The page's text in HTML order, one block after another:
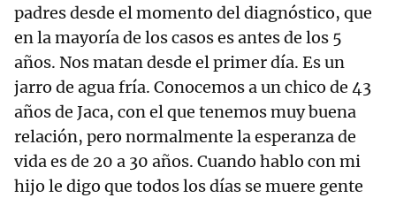
padres desde el momento del diagnóstico, que
en la mayoría de los casos es antes de los 5
años. Nos matan desde el primer día. Es un
jarro de agua fría. Conocemos a un chico de 43
años de Jaca, con el que tenemos muy buena
relación, pero normalmente la esperanza de
vida es de 20 a 30 años. Cuando hablo con mi
hijo le digo que todos los días se muere gente